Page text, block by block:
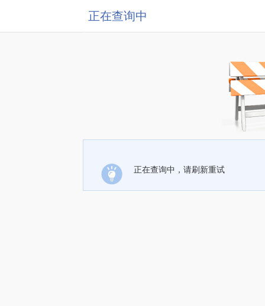
正在查询中
正在查询中，请刷新重试